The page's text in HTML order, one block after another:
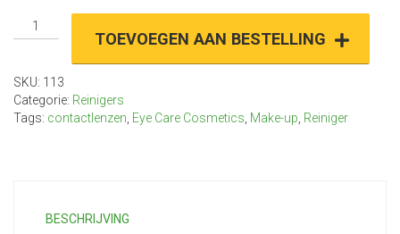
make-
Remover
2
in
TOEVOEGEN AAN BESTELLING
SKU: 113
Categorie: Reinigers
Tags: contactlenzen Eye Care Cosmetics Make-up Reiniger
BESCHRIJVING